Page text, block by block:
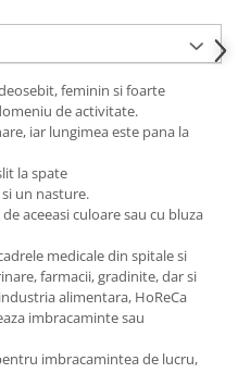
feminin si foarte
de activitate.
iar lungimea este pana la
la spate
un nasture.
aceeasi culoare sau cu bluza
medicale din spitale si
farmacii, gradinite, dar si
alimentara, HoReCa
imbracaminte sau
imbracamintea de lucru,